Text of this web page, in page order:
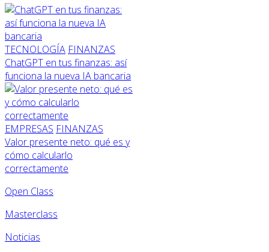
TECNOLOGÍA FINANZAS
ChatGPT en tus finanzas: así
funciona la nueva IA bancaria
EMPRESAS FINANZAS
Valor presente neto: qué es y
cómo calcularlo
correctamente
Open Class
Masterclass
Noticias